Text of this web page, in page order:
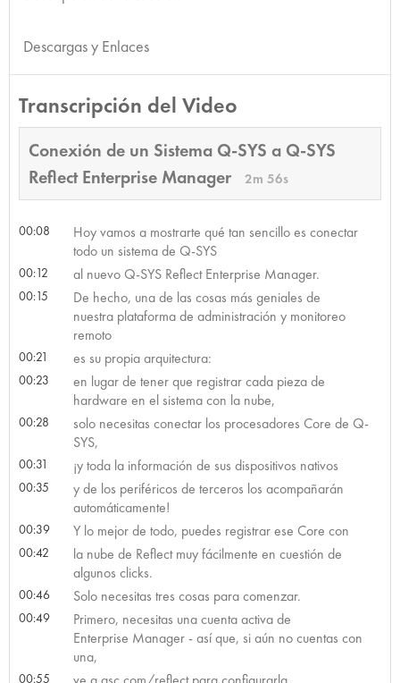
Descargas y Enlaces
Transcripción del Video
Conexión de un Sistema Q-SYS a Q-SYS
Reflect Enterprise Manager
2m 56s
00:08
Hoy vamos a mostrarte qué tan sencillo es conectar
todo un sistema de Q-SYS
00:12 al nuevo Q-SYS Reflect Enterprise Manager.
00:15
De hecho, una de las cosas más geniales de
nuestra plataforma de administración y monitoreo
remoto
00:21 es su propia arquitectura:
00:23
en lugar de tener que registrar cada pieza de
hardware en el sistema con la nube,
00:28
solo necesitas conectar los procesadores Core de Q-
SYS,
00:31 ¡y toda la información de sus dispositivos nativos
00:35
y de los periféricos de terceros los acompañarán
automáticamente!
00:39 Y lo mejor de todo, puedes registrar ese Core con
00:42
la nube de Reflect muy fácilmente en cuestión de
algunos clicks.
00:46 Solo necesitas tres cosas para comenzar.
00:49
Primero, necesitas una cuenta activa de
Enterprise Manager - así que, si aún no cuentas con
una,
00:55